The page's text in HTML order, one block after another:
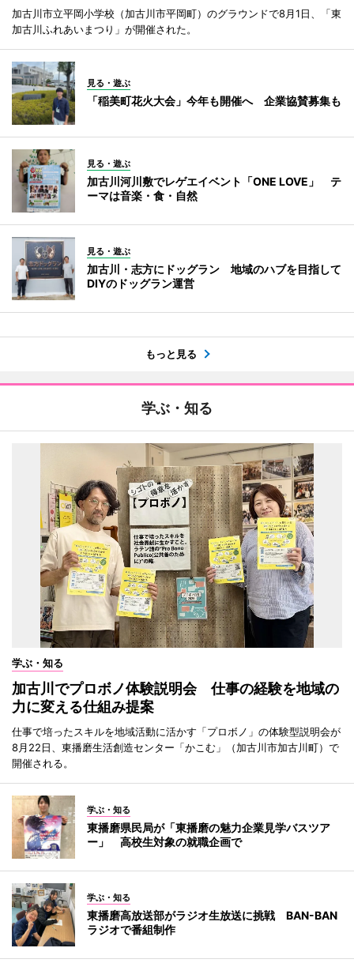
加古川市立平岡小学校（加古川市平岡町）のグラウンドで8月1日、「東
加古川ふれあいまつり」が開催された。
見る・遊ぶ
「稲美町花火大会」今年も開催へ 企業協賛募集も
見る・遊ぶ
加古川河川敷でレゲエイベント「ONE LOVE」 テ
ーマは音楽・食・自然
見る・遊ぶ
加古川・志方にドッグラン 地域のハブを目指して
DIYのドッグラン運営
もっと見る
学ぶ・知る
学ぶ・知る
加古川でプロボノ体験説明会 仕事の経験を地域の
力に変える仕組み提案
仕事で培ったスキルを地域活動に活かす「プロボノ」の体験型説明会が
8月22日、東播磨生活創造センター「かこむ」（加古川市加古川町）で
開催される。
学ぶ・知る
東播磨県民局が「東播磨の魅力企業見学バスツア
ー」 高校生対象の就職企画で
学ぶ・知る
東播磨高放送部がラジオ生放送に挑戦 BAN-BAN
ラジオで番組制作